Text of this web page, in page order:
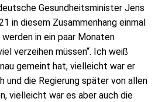
Gesundheitsminister Jens
in diesem Zusammenhang einmal
in ein paar Monaten
verzeihen müssen“. Ich weiß
gemeint hat, vielleicht war er
und die Regierung später von allen
vielleicht war es aber auch die